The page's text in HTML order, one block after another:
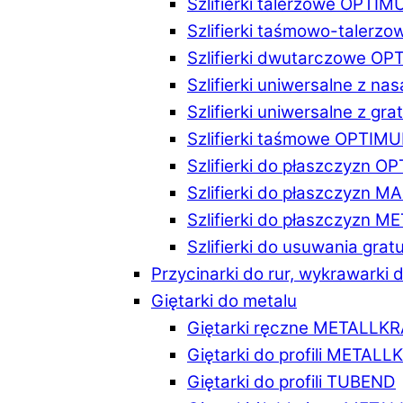
Szlifierki taśmowo-
Szlifierki dwutarczowe
Szlifierki uniwersalne z
Szlifierki uniwersalne z
Szlifierki taśmowe
Szlifierki do płaszczyzn
Szlifierki do płaszczyzn
Szlifierki do płaszczyzn
Szlifierki do usuwania
Przycinarki do rur, wykrawarki
Giętarki do metalu
Giętarki ręczne
Giętarki do profili
Giętarki do profili TUBEND